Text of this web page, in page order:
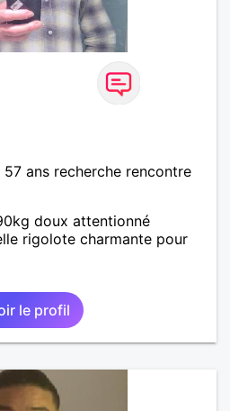
ans recherche rencontre
doux attentionné
rigolote charmante pour
le profil